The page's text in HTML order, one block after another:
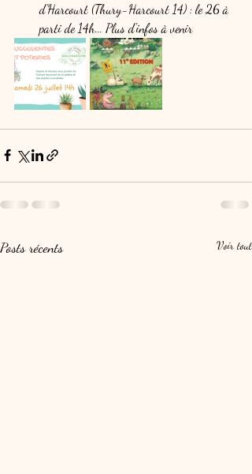
d'Harcourt (Thury-Harcourt 14) : le 26 à
parti de 14h... Plus d'infos à venir
Posts récents Voir tout